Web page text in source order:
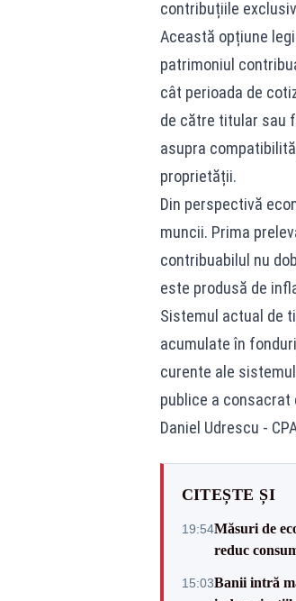
contribuțiile
Această opțiune
patrimoniul
cât perioada de
de către titular sau
asupra
proprietății.
Din perspectivă
muncii. Prima
contribuabilul nu
este produsă de
Sistemul actual de
acumulate în
curente ale
publice a
Daniel Udrescu -
CITEȘTE ȘI
19:54Măsuri de
reduc
15:03Banii intră